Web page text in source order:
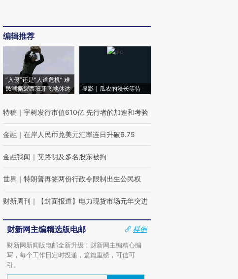
编辑推荐
“入侵”还是“人道危机” 难
民潮撕裂西班牙飞地休达
显影｜瓜农的漫长等待
特稿 ｜ 宇树发行市值610亿 先行者的加速和考验
金融 ｜ 在岸人民币兑美元汇率连日升破6.75
金融我闻 ｜ 艾路明及多名股东被拘
世界 ｜ 特朗普再签两份行政令限制出生公民权
财新周刊 ｜ 【封面报道】电力现货市场元年突进
财新网主编精选版电邮
样例
财新网新闻版电邮全新升级！财新网主编精心编
写，每个工作日定时投递，篇篇重磅，可信可
引。